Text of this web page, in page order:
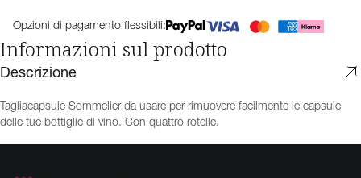
Opzioni di pagamento flessibili:
Informazioni sul prodotto
Descrizione
Tagliacapsule Sommelier da usare per rimuovere facilmente le capsule
delle tue bottiglie di vino. Con quattro rotelle.